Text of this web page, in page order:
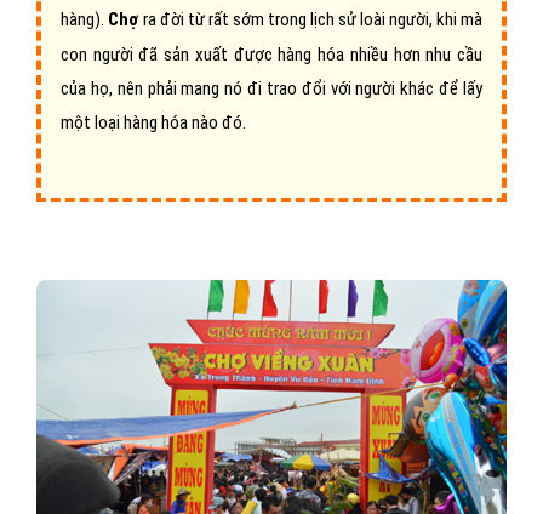
hàng). Chợ ra đời từ rất sớm trong lịch sử loài người, khi mà
con người đã sản xuất được hàng hóa nhiều hơn nhu cầu
của họ, nên phải mang nó đi trao đổi với người khác để lấy
một loại hàng hóa nào đó.